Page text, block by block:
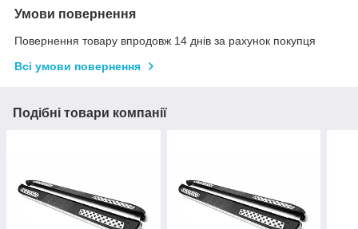
Умови повернення
Повернення товару впродовж 14 днів за рахунок покупця
Всі умови повернення
Подібні товари компанії